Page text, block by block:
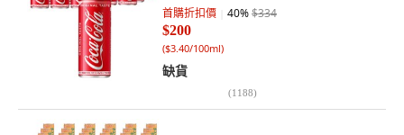
首購折扣價 40%$334
$200
($3.40/100ml)
缺貨
(1188)